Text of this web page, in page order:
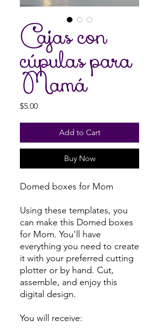
Cajas con
cúpulas para
Mamá
$5.00Price
Add to Cart
Buy Now
Domed boxes for Mom
Using these templates, you
can make this Domed boxes
for Mom. You'll have
everything you need to create
it with your preferred cutting
plotter or by hand. Cut,
assemble, and enjoy this
digital design.
You will receive: